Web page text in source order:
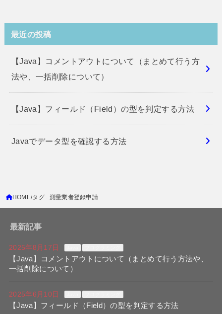
最近の投稿
【Java】コメントアウトについて（まとめて行う方
法や、一括削除について）
【Java】フィールド（Field）の型を判定する方法
Javaでデータ型を確認する方法
HOME タグ : 測量業者登録申請
最新記事
2025年8月17日
【Java】コメントアウトについて（まとめて行う方法や、
一括削除について）
2025年6月10日
【Java】フィールド（Field）の型を判定する方法